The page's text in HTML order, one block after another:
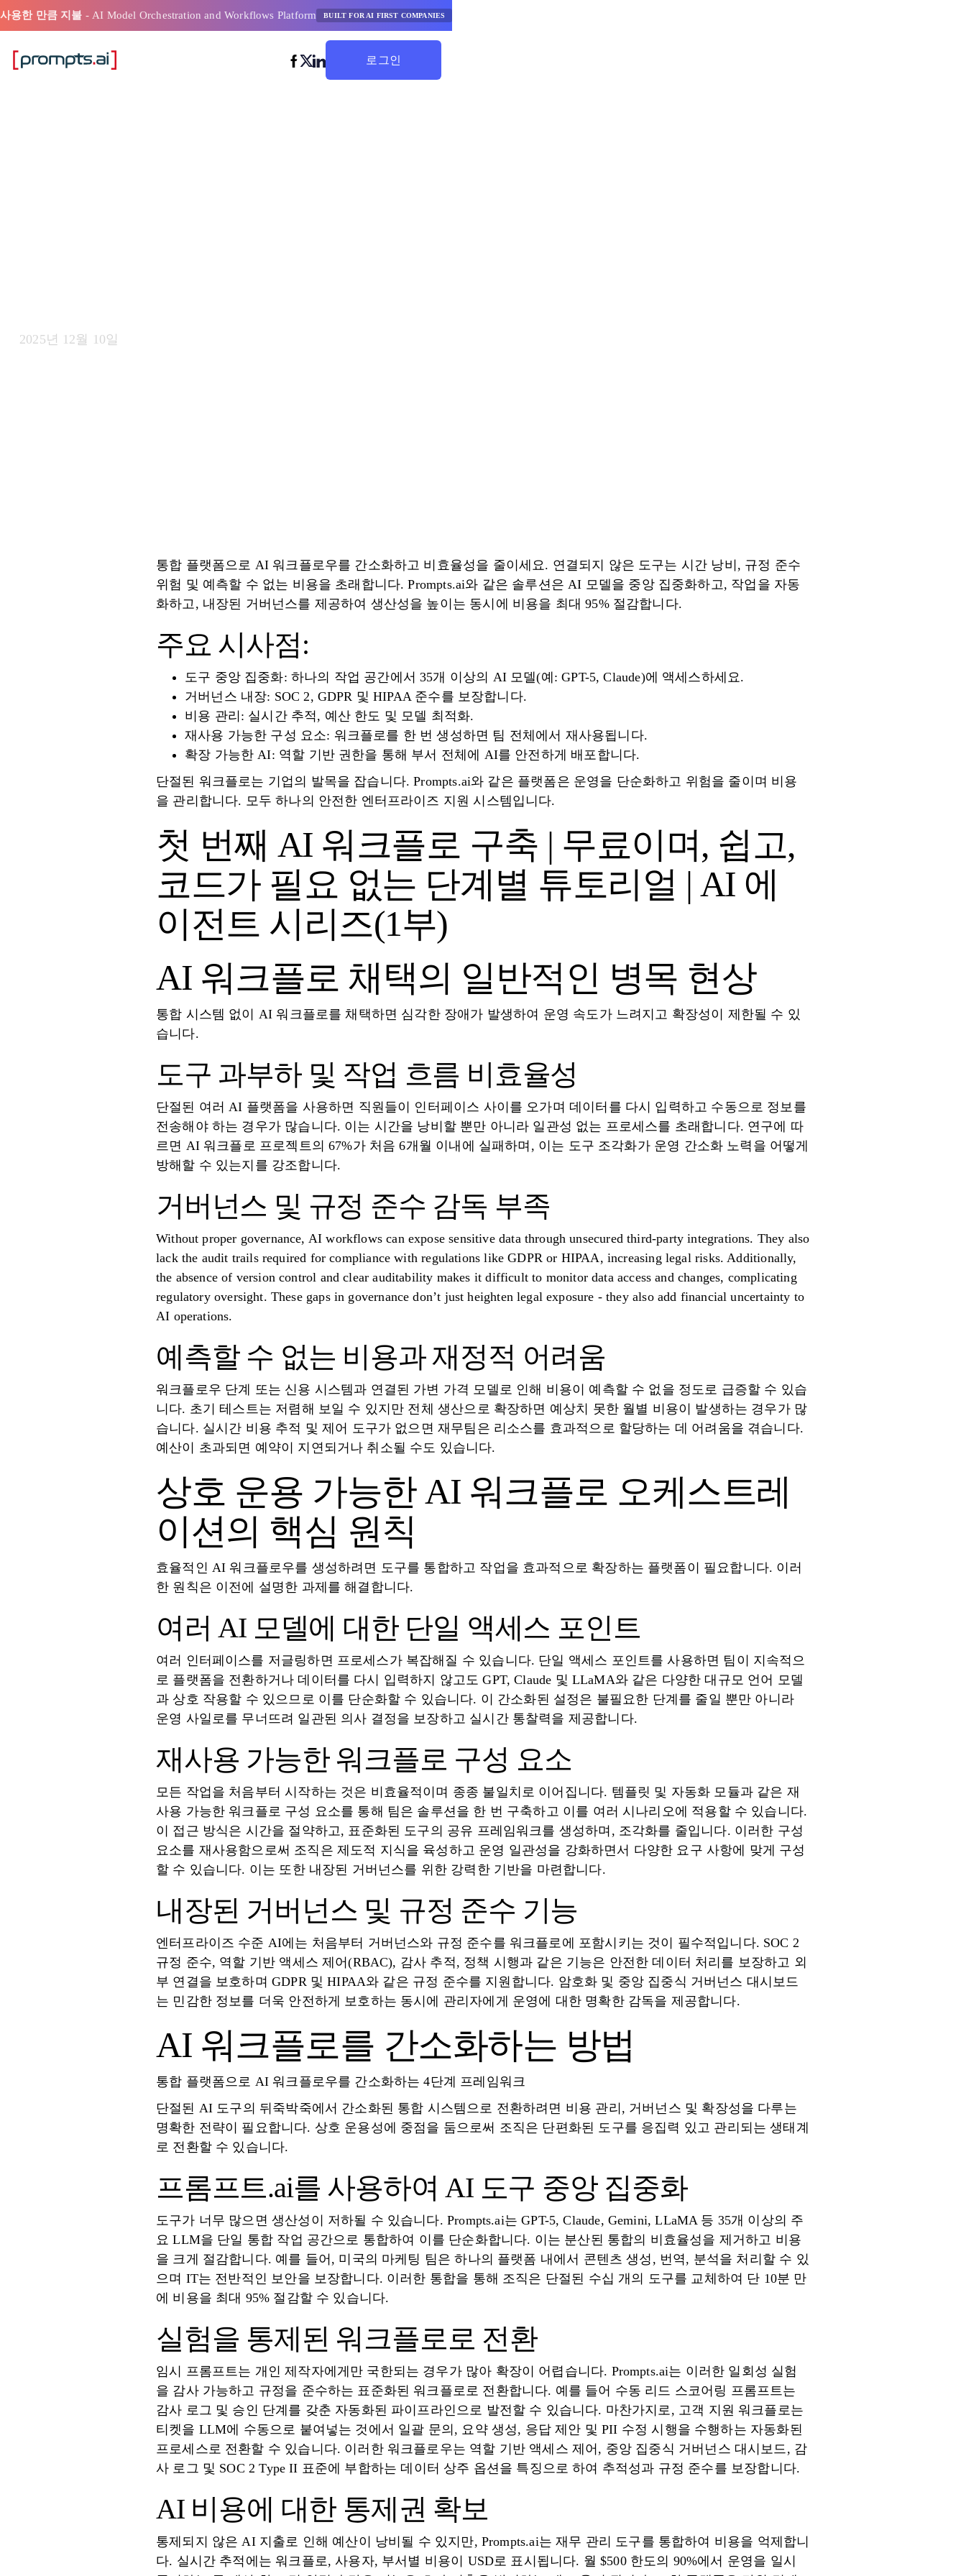
사용한 만큼 지불 - AI Model Orchestration and Workflows Platform BUILT FOR AI FIRST COMPANIES
로그인
2025년 12월 10일
통합 플랫폼으로 AI 워크플로우를 간소화하고 비효율성을 줄이세요. 연결되지 않은 도구는 시간 낭비, 규정 준수
위험 및 예측할 수 없는 비용을 초래합니다. Prompts.ai와 같은 솔루션은 AI 모델을 중앙 집중화하고, 작업을 자동
화하고, 내장된 거버넌스를 제공하여 생산성을 높이는 동시에 비용을 최대 95% 절감합니다.
주요 시사점:
도구 중앙 집중화: 하나의 작업 공간에서 35개 이상의 AI 모델(예: GPT-5, Claude)에 액세스하세요.
거버넌스 내장: SOC 2, GDPR 및 HIPAA 준수를 보장합니다.
비용 관리: 실시간 추적, 예산 한도 및 모델 최적화.
재사용 가능한 구성 요소: 워크플로를 한 번 생성하면 팀 전체에서 재사용됩니다.
확장 가능한 AI: 역할 기반 권한을 통해 부서 전체에 AI를 안전하게 배포합니다.
단절된 워크플로는 기업의 발목을 잡습니다. Prompts.ai와 같은 플랫폼은 운영을 단순화하고 위험을 줄이며 비용
을 관리합니다. 모두 하나의 안전한 엔터프라이즈 지원 시스템입니다.
첫 번째 AI 워크플로 구축 | 무료이며, 쉽고,
코드가 필요 없는 단계별 튜토리얼 | AI 에
이전트 시리즈(1부)
AI 워크플로 채택의 일반적인 병목 현상
통합 시스템 없이 AI 워크플로를 채택하면 심각한 장애가 발생하여 운영 속도가 느려지고 확장성이 제한될 수 있
습니다.
도구 과부하 및 작업 흐름 비효율성
단절된 여러 AI 플랫폼을 사용하면 직원들이 인터페이스 사이를 오가며 데이터를 다시 입력하고 수동으로 정보를
전송해야 하는 경우가 많습니다. 이는 시간을 낭비할 뿐만 아니라 일관성 없는 프로세스를 초래합니다. 연구에 따
르면 AI 워크플로 프로젝트의 67%가 처음 6개월 이내에 실패하며, 이는 도구 조각화가 운영 간소화 노력을 어떻게
방해할 수 있는지를 강조합니다.
거버넌스 및 규정 준수 감독 부족
Without proper governance, AI workflows can expose sensitive data through unsecured third-party integrations. They also
lack the audit trails required for compliance with regulations like GDPR or HIPAA, increasing legal risks. Additionally,
the absence of version control and clear auditability makes it difficult to monitor data access and changes, complicating
regulatory oversight. These gaps in governance don’t just heighten legal exposure - they also add financial uncertainty to
AI operations.
예측할 수 없는 비용과 재정적 어려움
워크플로우 단계 또는 신용 시스템과 연결된 가변 가격 모델로 인해 비용이 예측할 수 없을 정도로 급증할 수 있습
니다. 초기 테스트는 저렴해 보일 수 있지만 전체 생산으로 확장하면 예상치 못한 월별 비용이 발생하는 경우가 많
습니다. 실시간 비용 추적 및 제어 도구가 없으면 재무팀은 리소스를 효과적으로 할당하는 데 어려움을 겪습니다.
예산이 초과되면 예약이 지연되거나 취소될 수도 있습니다.
상호 운용 가능한 AI 워크플로 오케스트레
이션의 핵심 원칙
효율적인 AI 워크플로우를 생성하려면 도구를 통합하고 작업을 효과적으로 확장하는 플랫폼이 필요합니다. 이러
한 원칙은 이전에 설명한 과제를 해결합니다.
여러 AI 모델에 대한 단일 액세스 포인트
여러 인터페이스를 저글링하면 프로세스가 복잡해질 수 있습니다. 단일 액세스 포인트를 사용하면 팀이 지속적으
로 플랫폼을 전환하거나 데이터를 다시 입력하지 않고도 GPT, Claude 및 LLaMA와 같은 다양한 대규모 언어 모델
과 상호 작용할 수 있으므로 이를 단순화할 수 있습니다. 이 간소화된 설정은 불필요한 단계를 줄일 뿐만 아니라
운영 사일로를 무너뜨려 일관된 의사 결정을 보장하고 실시간 통찰력을 제공합니다.
재사용 가능한 워크플로 구성 요소
모든 작업을 처음부터 시작하는 것은 비효율적이며 종종 불일치로 이어집니다. 템플릿 및 자동화 모듈과 같은 재
사용 가능한 워크플로 구성 요소를 통해 팀은 솔루션을 한 번 구축하고 이를 여러 시나리오에 적용할 수 있습니다.
이 접근 방식은 시간을 절약하고, 표준화된 도구의 공유 프레임워크를 생성하며, 조각화를 줄입니다. 이러한 구성
요소를 재사용함으로써 조직은 제도적 지식을 육성하고 운영 일관성을 강화하면서 다양한 요구 사항에 맞게 구성
할 수 있습니다. 이는 또한 내장된 거버넌스를 위한 강력한 기반을 마련합니다.
내장된 거버넌스 및 규정 준수 기능
엔터프라이즈 수준 AI에는 처음부터 거버넌스와 규정 준수를 워크플로에 포함시키는 것이 필수적입니다. SOC 2
규정 준수, 역할 기반 액세스 제어(RBAC), 감사 추적, 정책 시행과 같은 기능은 안전한 데이터 처리를 보장하고 외
부 연결을 보호하며 GDPR 및 HIPAA와 같은 규정 준수를 지원합니다. 암호화 및 중앙 집중식 거버넌스 대시보드
는 민감한 정보를 더욱 안전하게 보호하는 동시에 관리자에게 운영에 대한 명확한 감독을 제공합니다.
AI 워크플로를 간소화하는 방법
통합 플랫폼으로 AI 워크플로우를 간소화하는 4단계 프레임워크
단절된 AI 도구의 뒤죽박죽에서 간소화된 통합 시스템으로 전환하려면 비용 관리, 거버넌스 및 확장성을 다루는
명확한 전략이 필요합니다. 상호 운용성에 중점을 둠으로써 조직은 단편화된 도구를 응집력 있고 관리되는 생태계
로 전환할 수 있습니다.
프롬프트.ai를 사용하여 AI 도구 중앙 집중화
도구가 너무 많으면 생산성이 저하될 수 있습니다. Prompts.ai는 GPT-5, Claude, Gemini, LLaMA 등 35개 이상의 주
요 LLM을 단일 통합 작업 공간으로 통합하여 이를 단순화합니다. 이는 분산된 통합의 비효율성을 제거하고 비용
을 크게 절감합니다. 예를 들어, 미국의 마케팅 팀은 하나의 플랫폼 내에서 콘텐츠 생성, 번역, 분석을 처리할 수 있
으며 IT는 전반적인 보안을 보장합니다. 이러한 통합을 통해 조직은 단절된 수십 개의 도구를 교체하여 단 10분 만
에 비용을 최대 95% 절감할 수 있습니다.
실험을 통제된 워크플로로 전환
임시 프롬프트는 개인 제작자에게만 국한되는 경우가 많아 확장이 어렵습니다. Prompts.ai는 이러한 일회성 실험
을 감사 가능하고 규정을 준수하는 표준화된 워크플로로 전환합니다. 예를 들어 수동 리드 스코어링 프롬프트는
감사 로그 및 승인 단계를 갖춘 자동화된 파이프라인으로 발전할 수 있습니다. 마찬가지로, 고객 지원 워크플로는
티켓을 LLM에 수동으로 붙여넣는 것에서 일괄 문의, 요약 생성, 응답 제안 및 PII 수정 시행을 수행하는 자동화된
프로세스로 전환할 수 있습니다. 이러한 워크플로우는 역할 기반 액세스 제어, 중앙 집중식 거버넌스 대시보드, 감
사 로그 및 SOC 2 Type II 표준에 부합하는 데이터 상주 옵션을 특징으로 하여 추적성과 규정 준수를 보장합니다.
AI 비용에 대한 통제권 확보
통제되지 않은 AI 지출로 인해 예산이 낭비될 수 있지만, Prompts.ai는 재무 관리 도구를 통합하여 비용을 억제합니
다. 실시간 추적에는 워크플로, 사용자, 부서별 비용이 USD로 표시됩니다. 월 $500 한도의 90%에서 운영을 일시